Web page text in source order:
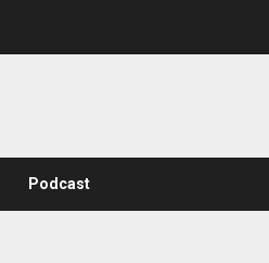
Podcast